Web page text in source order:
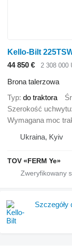
Kello-Bilt
44 850 €
2 308 000
Brona talerzowa
Typ do traktora
Szerokość uchwytu
Wymagana moc
Ukraina, Kyiv
TOV «FERM Ye»